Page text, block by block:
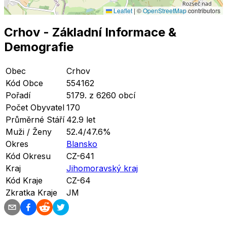
Leaflet | ©OpenStreetMapcontributors
Crhov - Základní Informace &
Demografie
Obec
Crhov
Kód Obce
554162
Pořadí
5179. z 6260 obcí
Počet Obyvatel 170
Průměrné Stáří 42.9 let
Muži / Ženy
52.4/47.6%
Okres
Blansko
Kód Okresu
CZ-641
Kraj
Jihomoravský kraj
Kód Kraje
CZ-64
Zkratka Kraje
JM